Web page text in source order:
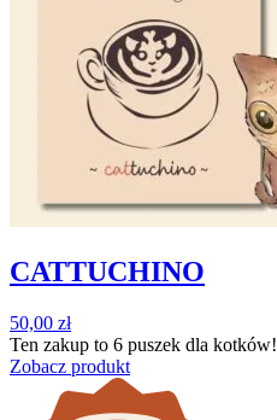
CATTUCHINO
50,00 zł
Ten zakup to 6 puszek dla kotków!
Zobacz produkt